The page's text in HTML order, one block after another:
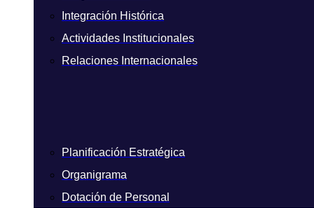
Integración Histórica
Actividades Institucionales
Relaciones Internacionales
Planificación Estratégica
Organigrama
Dotación de Personal